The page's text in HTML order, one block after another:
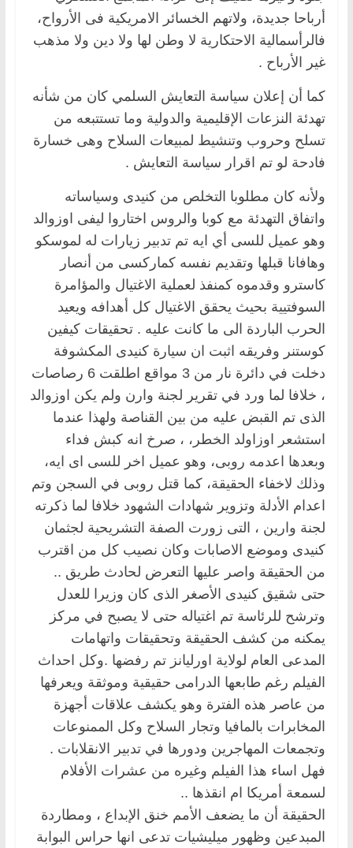
أرباحا جديدة، ولاتهم الخسائر الامريكية فى الأرواح،
فالرأسمالية الاحتكارية لا وطن لها ولا دين ولا مذهب
غير الأرباح .
كما أن إعلان سياسة التعايش السلمي كان من شأنه
تهدئة النزعات الإقليمية والدولية وما تستتبعه من
تسلح وحروب وتنشيط لمبيعات السلاح وهى خسارة
فادحة لو تم اقرار سياسة التعايش .
ولأنه كان مطلوبا التخلص من كنيدى وسياساته
واتفاق التهدئة مع كوبا والروس اختاروا ليفى اوزوالد
وهو عميل للسى أي ايه تم تدبير زيارات له لموسكو
وهافانا قبلها وتقديم نفسه كماركسى من أنصار
كاسترو وقدموه كمنفذ لعملية الاغتيال والمؤامرة
السوفتيية بحيث يحقق الاغتيال كل أهدافه ويعيد
الحرب الباردة الى ما كانت عليه . تحقيقات كيفين
كوستنر وفريقه اثبت ان سيارة كنيدى المكشوفة
دخلت في دائرة نار من 3 مواقع اطلقت 6 رصاصات
، خلافا لما ورد في تقرير لجنة وارن ولم يكن اوزوالد
الذى تم القبض عليه من بين القناصة ولهذا عندما
استشعر اوزاولد الخطر، ، صرخ انه كبش فداء
وبعدها اعدمه روبى، وهو عميل اخر للسى اى ايه،
وذلك لاخفاء الحقيقة، كما قتل روبى في السجن وتم
اعدام الأدلة وتزوير شهادات الشهود خلافا لما ذكرته
لجنة وارين ، التى زورت الصفة التشريحية لجثمان
كنيدى وموضع الاصابات وكان نصيب كل من اقترب
من الحقيقة واصر عليها التعرض لحادث طريق ..
حتى شقيق كنيدى الأصغر الذى كان وزيرا للعدل
وترشح للرئاسة تم اغتياله حتى لا يصبح في مركز
يمكنه من كشف الحقيقة وتحقيقات واتهامات
المدعى العام لولاية اورليانز تم رفضها .وكل احداث
الفيلم رغم طابعها الدرامى حقيقية وموثقة ويعرفها
من عاصر هذه الفترة وهو يكشف علاقات أجهزة
المخابرات بالمافيا وتجار السلاح وكل الممنوعات
وتجمعات المهاجرين ودورها في تدبير الانقلابات .
فهل اساء هذا الفيلم وغيره من عشرات الأفلام
لسمعة أمريكا ام انقذها ..
الحقيقة أن ما يضعف الأمم خنق الإبداع ، ومطاردة
المبدعين وظهور ميليشيات تدعى انها حراس البوابة